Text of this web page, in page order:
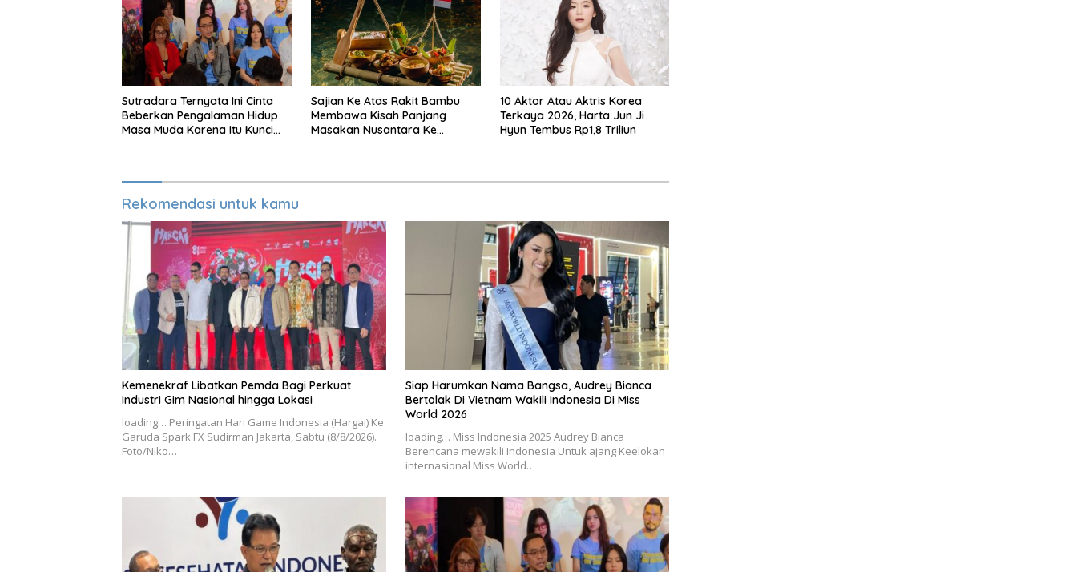
Sutradara Ternyata Ini Cinta
Beberkan Pengalaman Hidup
Masa Muda Karena Itu Kunci
Sajian Ke Atas Rakit Bambu
Membawa Kisah Panjang
Masakan Nusantara Ke
10 Aktor Atau Aktris Korea
Terkaya 2026, Harta Jun Ji
Hyun Tembus Rp1,8 Triliun
Rekomendasi untuk kamu
Kemenekraf Libatkan Pemda Bagi Perkuat
Industri Gim Nasional hingga Lokasi
loading… Peringatan Hari Game Indonesia (Hargai) Ke
Garuda Spark FX Sudirman Jakarta, Sabtu (8/8/2026).
Foto/Niko…
Siap Harumkan Nama Bangsa, Audrey Bianca
Bertolak Di Vietnam Wakili Indonesia Di Miss
World 2026
loading… Miss Indonesia 2025 Audrey Bianca
Berencana mewakili Indonesia Untuk ajang Keelokan
internasional Miss World…